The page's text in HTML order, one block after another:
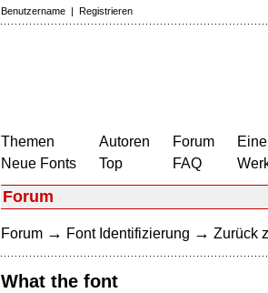
Benutzername | Registrieren
Themen
Neue Fonts
Autoren
Top
Forum
FAQ
Forum
Forum → Font Identifizierung → Zurück
What the font